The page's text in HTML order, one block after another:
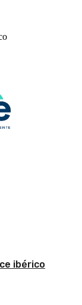
ibérico